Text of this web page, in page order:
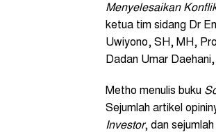
Menyelesaikan
ketua tim sidang Dr
Uwiyono, SH, MH,
Dadan Umar
Metho menulis buku
Sejumlah artikel
Investor, dan